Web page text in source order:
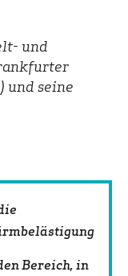
und
und seine
Bereich, in